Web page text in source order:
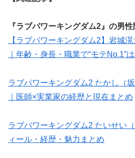
『ラブパワーキングダム2』の男性
【ラブパワーキングダム2】岩城
｜年齢・身長・職業で“モテNo.1”
ラブパワーキングダム2 たかし（
｜医師×実業家の経歴と現在まとめ
ラブパワーキングダム2 たいせい
ィール・経歴・魅力まとめ